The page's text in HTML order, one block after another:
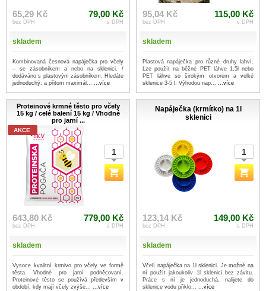
65,29 Kč
bez DPH
79,00 Kč
s DPH
skladem
Kombinovaná česnová napáječka pro včely
– se zásobníkem a nebo na sklenici. /
dodáváno s plastovým zásobníkem. Hledáte
jednoduchý, a přitom maximál... ...více
95,04 Kč
bez DPH
115,00 Kč
s DPH
skladem
Plastová napáječka pro různé druhy lahví.
Lze použít na běžné PET láhve 1,5l nebo
PET láhve so širokým otvorem a velké
sklenice 3-5 l. Výhodou nap... ...více
Proteinové krmné těsto pro včely
15 kg / celé balení 15 kg / Vhodné
pro jarní ...
AKCE
643,80 Kč
bez DPH
779,00 Kč
s DPH
skladem
Vysoce kvalitní krmivo pro včely ve formě
těsta. Vhodné pro jarní podněcovaní.
Proteinové těsto se používá především v
období, kdy mají včely zvýše... ...více
Napáječka (krmítko) na 1l
sklenici
123,14 Kč
bez DPH
149,00 Kč
s DPH
skladem
Včelí napáječka na 1l sklenici. Je možné na
ní použít jakoukoliv 1l sklenici bez závitu.
Práce s ní je jednoduchá, nalijete do
sklenice vodu přiklo... ...více